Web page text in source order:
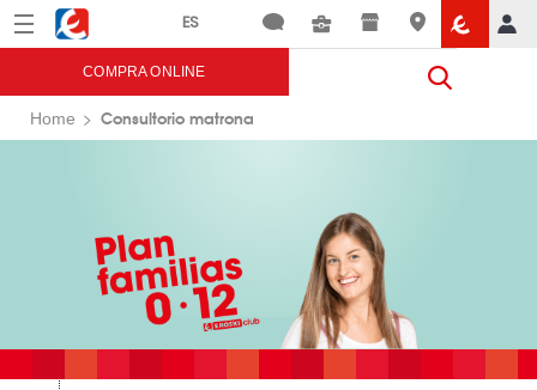
Menú Eroski
COMPRA ONLINE
Home Consultorio matrona